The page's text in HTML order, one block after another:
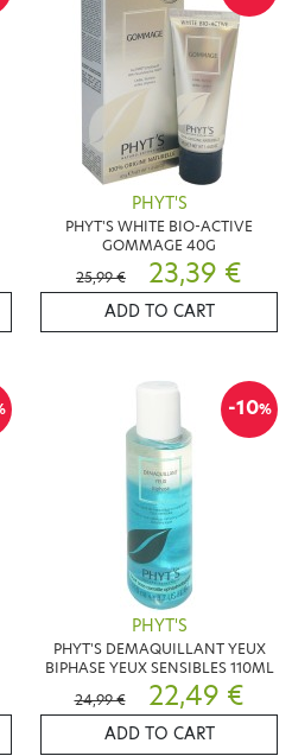
PHYT'S
PHYT'S WHITE BIO-ACTIVE
GOMMAGE 40G
25,99 €
23,39 €
ADD TO CART
-10%
PHYT'S
PHYT'S DEMAQUILLANT YEUX
BIPHASE YEUX SENSIBLES 110ML
24,99 €
22,49 €
ADD TO CART